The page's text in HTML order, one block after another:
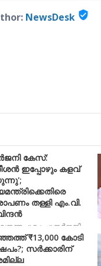
NewsDesk verified_user
കേസ്:
ഇപ്പോഴും കളവ്
തള്ളി എം.വി.
പുനർജനി
₹13,000 കോടി
സർക്കാരിന്